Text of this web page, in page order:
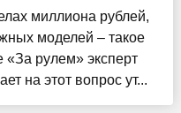
миллиона рублей,
моделей – такое
«За рулем» эксперт
на этот вопрос ут...